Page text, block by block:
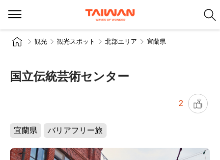
観光 観光スポット 北部エリア 宜蘭県
国立伝統芸術センター
2
宜蘭県 バリアフリー旅